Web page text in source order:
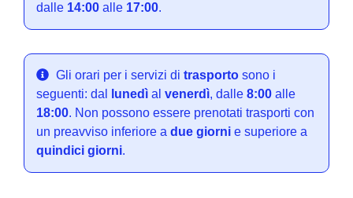
dalle 14:00 alle 17:00.
Gli orari per i servizi di trasporto sono i
seguenti: dal
lunedì al venerdì, dalle 8:00 alle
18:00. Non possono essere prenotati trasporti con
un preavviso inferiore a due giorni e superiore a
quindici giorni.